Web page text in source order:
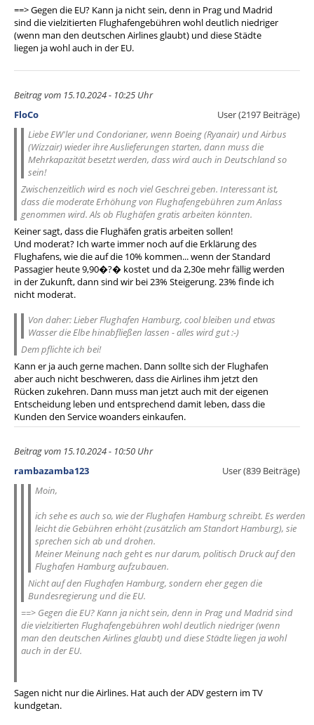
==> Gegen die EU? Kann ja nicht sein, denn in Prag und Madrid
sind die vielzitierten Flughafengebühren wohl deutlich niedriger
(wenn man den deutschen Airlines glaubt) und diese Städte
liegen ja wohl auch in der EU.
Beitrag vom 15.10.2024 - 10:25 Uhr
FloCo
User (2197 Beiträge)
Liebe EW'ler und Condorianer, wenn Boeing (Ryanair) und Airbus
(Wizzair) wieder ihre Auslieferungen starten, dann muss die
Mehrkapazität besetzt werden, dass wird auch in Deutschland so
sein!
Zwischenzeitlich wird es noch viel Geschrei geben. Interessant ist,
dass die moderate Erhöhung von Flughafengebühren zum Anlass
genommen wird. Als ob Flughäfen gratis arbeiten könnten.
Keiner sagt, dass die Flughäfen gratis arbeiten sollen!
Und moderat? Ich warte immer noch auf die Erklärung des
Flughafens, wie die auf die 10% kommen... wenn der Standard
Passagier heute 9,90�?� kostet und da 2,30e mehr fällig werden
in der Zukunft, dann sind wir bei 23% Steigerung. 23% finde ich
nicht moderat.
Von daher: Lieber Flughafen Hamburg, cool bleiben und etwas
Wasser die Elbe hinabfließen lassen - alles wird gut :-)
Dem pflichte ich bei!
Kann er ja auch gerne machen. Dann sollte sich der Flughafen
aber auch nicht beschweren, dass die Airlines ihm jetzt den
Rücken zukehren. Dann muss man jetzt auch mit der eigenen
Entscheidung leben und entsprechend damit leben, dass die
Kunden den Service woanders einkaufen.
Beitrag vom 15.10.2024 - 10:50 Uhr
rambazamba123
User (839 Beiträge)
Moin,
ich sehe es auch so, wie der Flughafen Hamburg schreibt. Es werden
leicht die Gebühren erhöht (zusätzlich am Standort Hamburg), sie
sprechen sich ab und drohen.
Meiner Meinung nach geht es nur darum, politisch Druck auf den
Flughafen Hamburg aufzubauen.
Nicht auf den Flughafen Hamburg, sondern eher gegen die
Bundesregierung und die EU.
==> Gegen die EU? Kann ja nicht sein, denn in Prag und Madrid sind
die vielzitierten Flughafengebühren wohl deutlich niedriger (wenn
man den deutschen Airlines glaubt) und diese Städte liegen ja wohl
auch in der EU.
Sagen nicht nur die Airlines. Hat auch der ADV gestern im TV
kundgetan.